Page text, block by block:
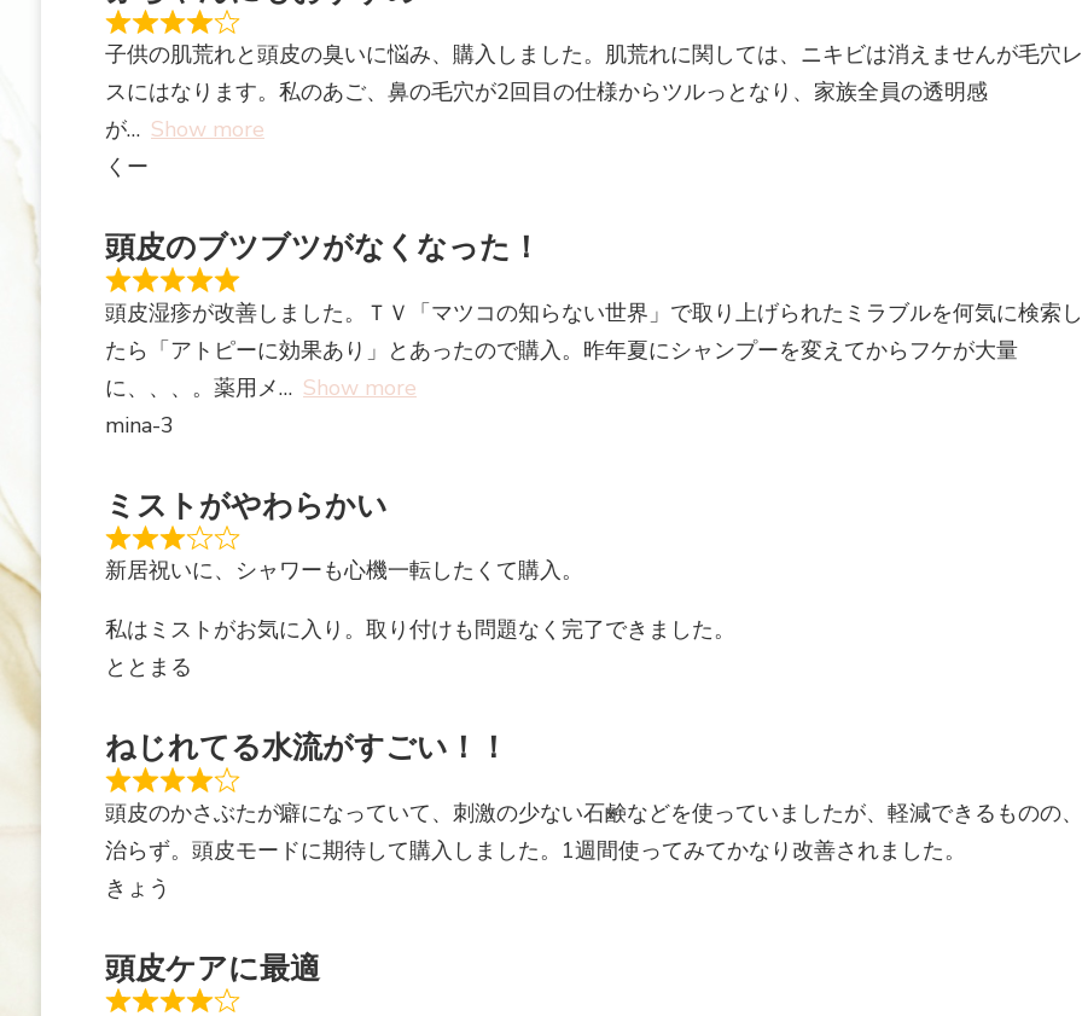
子供の肌荒れと頭皮の臭いに悩み、購入しました。肌荒れに関しては、ニキビは消えませんが毛穴レ
スにはなります。私のあご、鼻の毛穴が2回目の仕様からツルっとなり、家族全員の透明感
が
Show more
くー
頭皮のブツブツがなくなった！
頭皮湿疹が改善しました。ＴＶ「マツコの知らない世界」で取り上げられたミラブルを何気に検索し
たら「アトピーに効果あり」とあったので購入。昨年夏にシャンプーを変えてからフケが大量
に、、、。薬用メ
Show more
mina-3
ミストがやわらかい
新居祝いに、シャワーも心機一転したくて購入。
私はミストがお気に入り。取り付けも問題なく完了できました。
ととまる
ねじれてる水流がすごい！！
頭皮のかさぶたが癖になっていて、刺激の少ない石鹸などを使っていましたが、軽減できるものの、
治らず。頭皮モードに期待して購入しました。1週間使ってみてかなり改善されました。
きょう
頭皮ケアに最適